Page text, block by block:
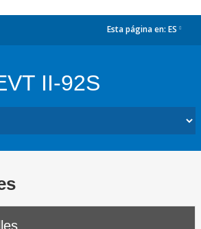
Esta página en: ES
II-92S